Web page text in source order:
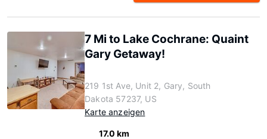
7 Mi to Lake Cochrane: Quaint
Gary Getaway!
219 1st Ave, Unit 2, Gary, South
Dakota 57237, US
Karte anzeigen
17.0 km